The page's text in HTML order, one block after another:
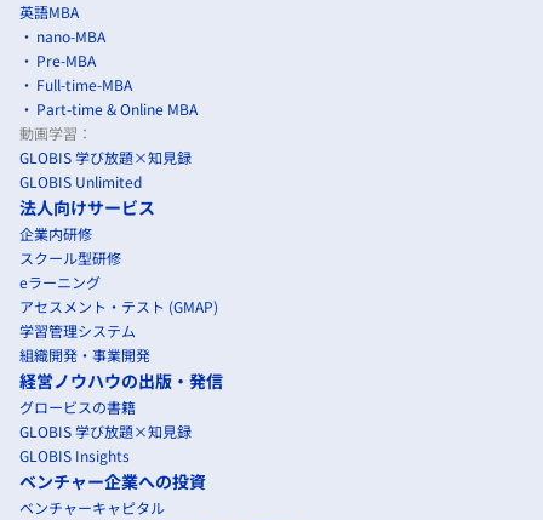
英語MBA
nano-MBA
Pre-MBA
Full-time-MBA
Part-time & Online MBA
動画学習：
GLOBIS 学び放題×知見録
GLOBIS Unlimited
法人向けサービス
企業内研修
スクール型研修
eラーニング
アセスメント・テスト (GMAP)
学習管理システム
組織開発・事業開発
経営ノウハウの出版・発信
グロービスの書籍
GLOBIS 学び放題×知見録
GLOBIS Insights
ベンチャー企業への投資
ベンチャーキャピタル